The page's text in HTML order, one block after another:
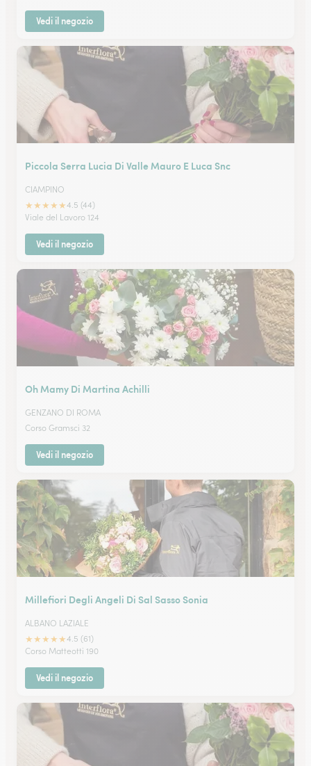
Vedi il negozio
Piccola Serra Lucia Di Valle Mauro E Luca Snc
CIAMPINO
★★★★★4.5 (44)
Viale del Lavoro 124
Vedi il negozio
Oh Mamy Di Martina Achilli
GENZANO DI ROMA
Corso Gramsci 32
Vedi il negozio
Millefiori Degli Angeli Di Sal Sasso Sonia
ALBANO LAZIALE
★★★★★4.5 (61)
Corso Matteotti 190
Vedi il negozio